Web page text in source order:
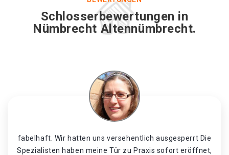
Schlosserbewertungen in
Nümbrecht Altennümbrecht.
fabelhaft. Wir hatten uns versehentlich ausgesperrt Die
Spezialisten haben meine Tür zu Praxis sofort eröffnet,